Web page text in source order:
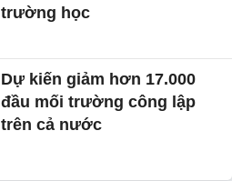
trường học
Dự kiến giảm hơn 17.000
đầu mối trường công lập
trên cả nước